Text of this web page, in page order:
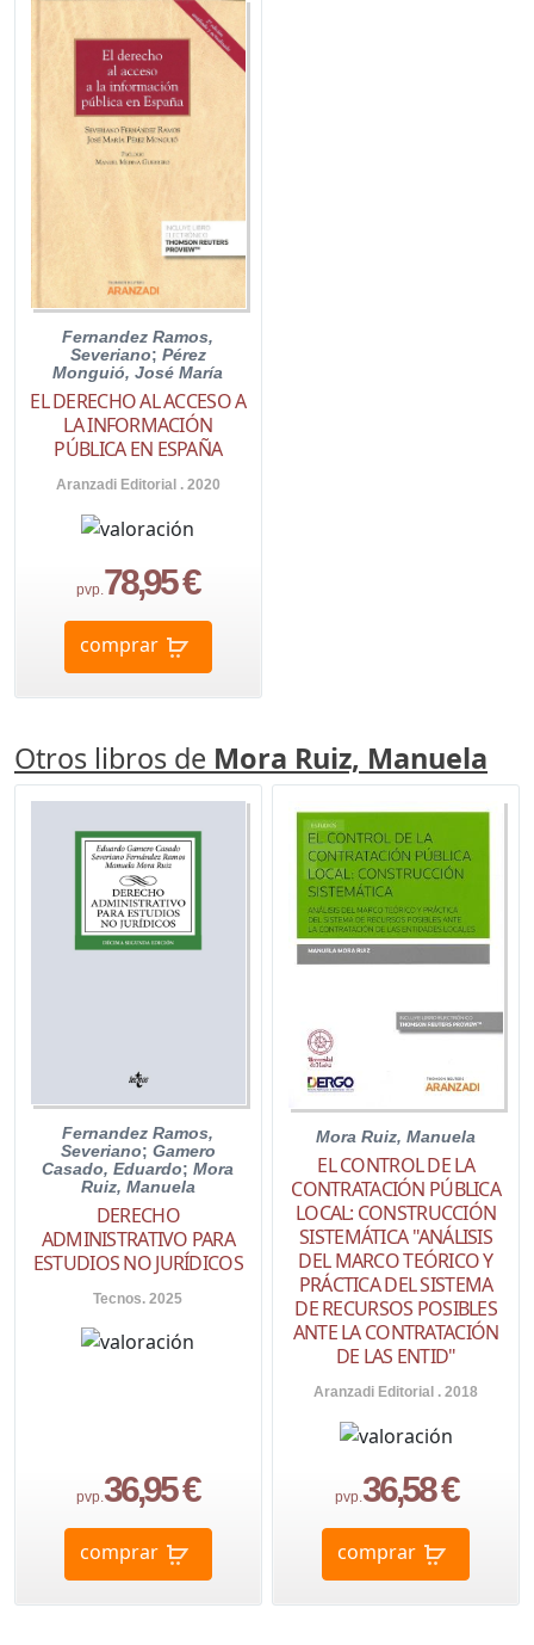
Fernandez Ramos,
Severiano; Pérez
Monguió, José María
EL DERECHO AL ACCESO A
LA INFORMACIÓN
PÚBLICA EN ESPAÑA
Aranzadi Editorial . 2020
pvp. 78,95 €
comprar
Otros libros de Mora Ruiz, Manuela
Fernandez Ramos,
Severiano; Gamero
Casado, Eduardo;Mora
Ruiz, Manuela
DERECHO
ADMINISTRATIVO PARA
ESTUDIOS NO JURÍDICOS
Tecnos. 2025
pvp.36,95 €
comprar
Mora Ruiz, Manuela
EL CONTROL DE LA
CONTRATACIÓN PÚBLICA
LOCAL: CONSTRUCCIÓN
SISTEMÁTICA "ANÁLISIS
DEL MARCO TEÓRICO Y
PRÁCTICA DEL SISTEMA
DE RECURSOS POSIBLES
ANTE LA CONTRATACIÓN
DE LAS ENTID"
Aranzadi Editorial . 2018
pvp.36,58 €
comprar